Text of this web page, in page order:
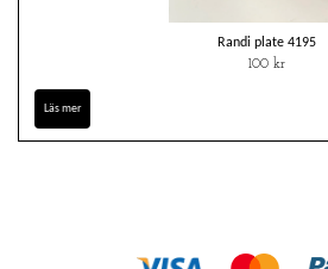
Randi plate 4195
100 kr
Läs mer